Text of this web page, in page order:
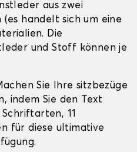
aus zwei
(es handelt sich um eine
Die
und Stoff können je
Sie Ihre sitzbezüge
indem Sie den Text
11
für diese ultimative